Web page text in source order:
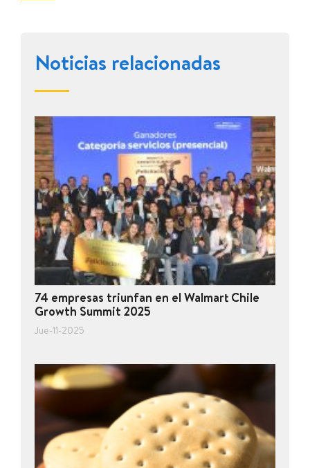
Noticias relacionadas
74 empresas triunfan en el Walmart Chile
Growth Summit 2025
Jue-11-2025